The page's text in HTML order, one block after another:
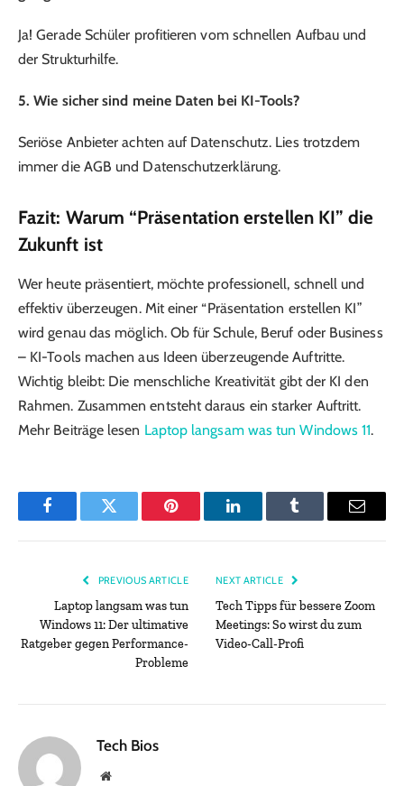
Ja! Gerade Schüler profitieren vom schnellen Aufbau und
der Strukturhilfe.
5. Wie sicher sind meine Daten bei KI-Tools?
Seriöse Anbieter achten auf Datenschutz. Lies trotzdem
immer die AGB und Datenschutzerklärung.
Fazit: Warum “Präsentation erstellen KI” die
Zukunft ist
Wer heute präsentiert, möchte professionell, schnell und
effektiv überzeugen. Mit einer “Präsentation erstellen KI”
wird genau das möglich. Ob für Schule, Beruf oder Business
– KI-Tools machen aus Ideen überzeugende Auftritte.
Wichtig bleibt: Die menschliche Kreativität gibt der KI den
Rahmen. Zusammen entsteht daraus ein starker Auftritt.
Mehr Beiträge lesen Laptop langsam was tun Windows 11.
FacebookTwitter Pinterest LinkedInTumblr Email
PREVIOUS ARTICLE
Laptop langsam was tun
Windows 11: Der ultimative
Ratgeber gegen Performance-
Probleme
NEXT ARTICLE
Tech Tipps für bessere Zoom
Meetings: So wirst du zum
Video-Call-Profi
Tech Bios
Website